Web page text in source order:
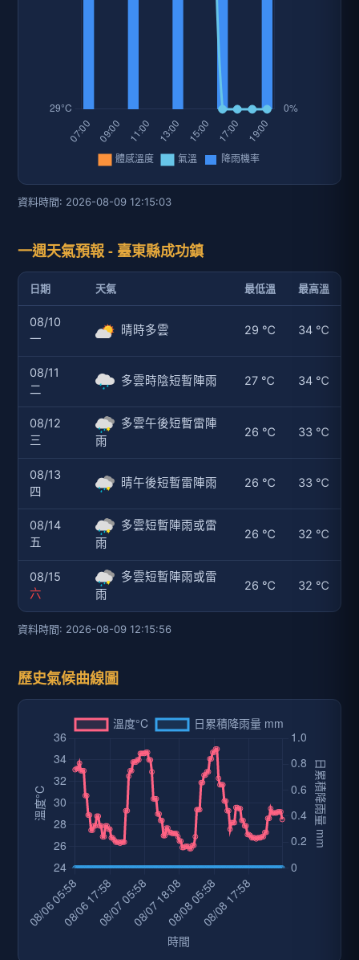
資料時間: 2026-08-09 12:15:03
一週天氣預報 - 臺東縣成功鎮
日期 天氣 最低溫 最高溫
08/10
一
晴時多雲 29 ℃ 34 ℃
08/11
二
多雲時陰短暫陣雨 27 ℃ 34 ℃
08/12
三
多雲午後短暫雷陣
雨
26 ℃ 33 ℃
08/13
四
晴午後短暫雷陣雨 26 ℃ 33 ℃
08/14
五
多雲短暫陣雨或雷
雨
26 ℃ 32 ℃
08/15
六
多雲短暫陣雨或雷
雨
26 ℃ 32 ℃
資料時間: 2026-08-09 12:15:56
歷史氣候曲線圖